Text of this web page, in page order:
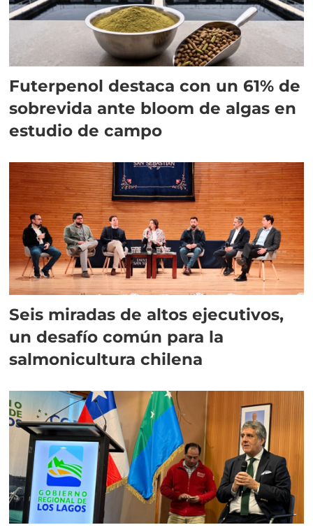
Futerpenol destaca con un 61% de
sobrevida ante bloom de algas en
estudio de campo
Seis miradas de altos ejecutivos,
un desafío común para la
salmonicultura chilena